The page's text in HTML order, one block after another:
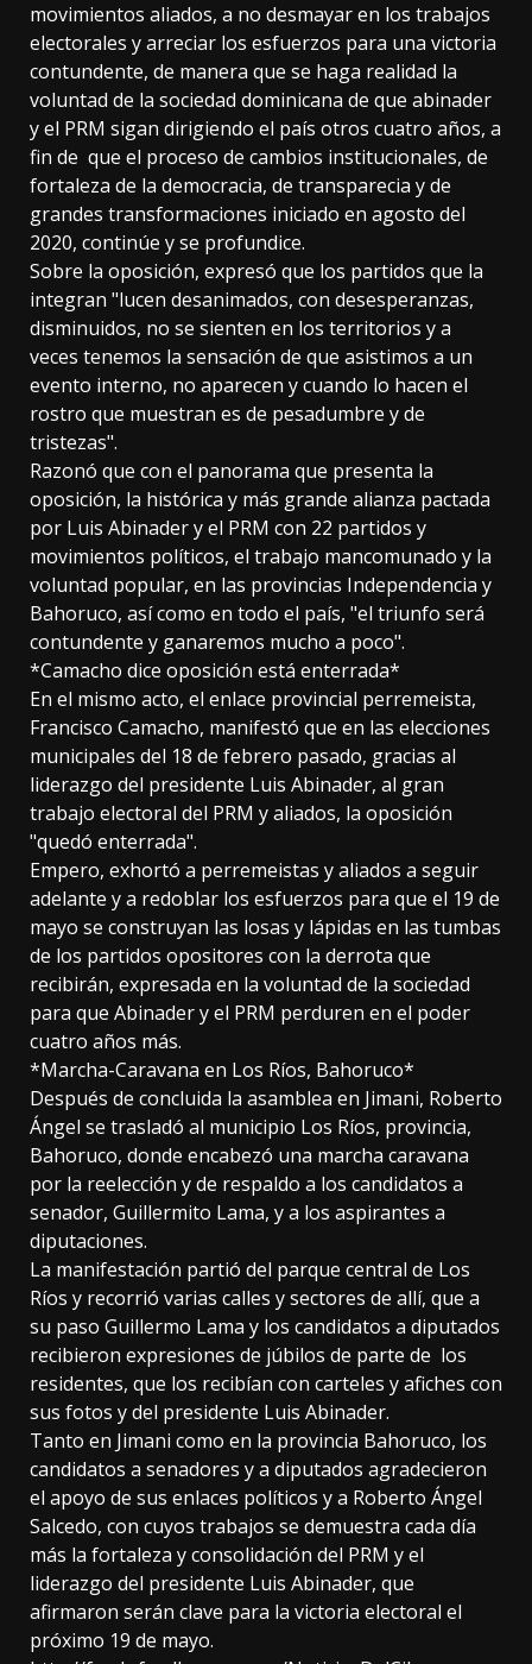
movimientos aliados, a no desmayar en los trabajos
electorales y arreciar los esfuerzos para una victoria
contundente, de manera que se haga realidad la
voluntad de la sociedad dominicana de que abinader
y el PRM sigan dirigiendo el país otros cuatro años, a
fin de que el proceso de cambios institucionales, de
fortaleza de la democracia, de transparecia y de
grandes transformaciones iniciado en agosto del
2020, continúe y se profundice.
Sobre la oposición, expresó que los partidos que la
integran "lucen desanimados, con desesperanzas,
disminuidos, no se sienten en los territorios y a
veces tenemos la sensación de que asistimos a un
evento interno, no aparecen y cuando lo hacen el
rostro que muestran es de pesadumbre y de
tristezas".
Razonó que con el panorama que presenta la
oposición, la histórica y más grande alianza pactada
por Luis Abinader y el PRM con 22 partidos y
movimientos políticos, el trabajo mancomunado y la
voluntad popular, en las provincias Independencia y
Bahoruco, así como en todo el país, "el triunfo será
contundente y ganaremos mucho a poco".
*Camacho dice oposición está enterrada*
En el mismo acto, el enlace provincial perremeista,
Francisco Camacho, manifestó que en las elecciones
municipales del 18 de febrero pasado, gracias al
liderazgo del presidente Luis Abinader, al gran
trabajo electoral del PRM y aliados, la oposición
"quedó enterrada".
Empero, exhortó a perremeistas y aliados a seguir
adelante y a redoblar los esfuerzos para que el 19 de
mayo se construyan las losas y lápidas en las tumbas
de los partidos opositores con la derrota que
recibirán, expresada en la voluntad de la sociedad
para que Abinader y el PRM perduren en el poder
cuatro años más.
*Marcha-Caravana en Los Ríos, Bahoruco*
Después de concluida la asamblea en Jimani, Roberto
Ángel se trasladó al municipio Los Ríos, provincia,
Bahoruco, donde encabezó una marcha caravana
por la reelección y de respaldo a los candidatos a
senador, Guillermito Lama, y a los aspirantes a
diputaciones.
La manifestación partió del parque central de Los
Ríos y recorrió varias calles y sectores de allí, que a
su paso Guillermo Lama y los candidatos a diputados
recibieron expresiones de júbilos de parte de los
residentes, que los recibían con carteles y afiches con
sus fotos y del presidente Luis Abinader.
Tanto en Jimani como en la provincia Bahoruco, los
candidatos a senadores y a diputados agradecieron
el apoyo de sus enlaces políticos y a Roberto Ángel
Salcedo, con cuyos trabajos se demuestra cada día
más la fortaleza y consolidación del PRM y el
liderazgo del presidente Luis Abinader, que
afirmaron serán clave para la victoria electoral el
próximo 19 de mayo.